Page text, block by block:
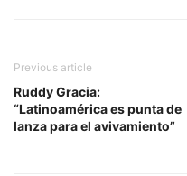
Previous article
Ruddy Gracia:
“Latinoamérica es punta de
lanza para el avivamiento”